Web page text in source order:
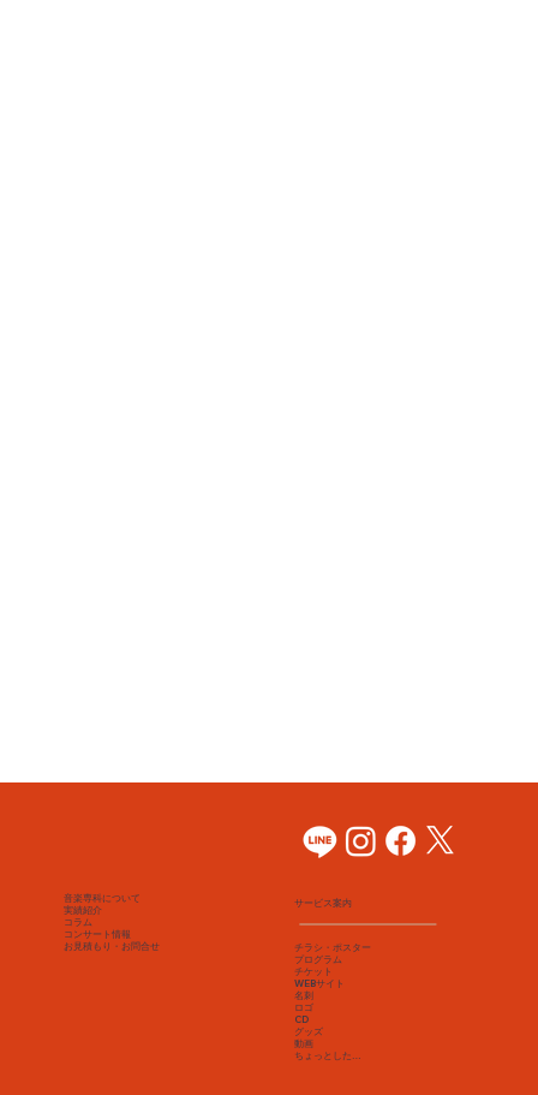
This is the space to introduce visitors to the business or brand. Briefly explain who's behind it, what it does and what makes it unique. Share its core
音楽専科について
実績紹介
コラム
コンサート情報
​お見積もり・お問合せ
サービス案内
チラシ・ポスター
プログラム
チケット
WEBサイト
名刺
​ロゴ
CD
グッズ
動画
ちょっとした…